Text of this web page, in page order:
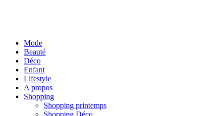
Mode
Beauté
Déco
Enfant
Lifestyle
A propos
Shopping
Shopping printemps
Shopping Déco